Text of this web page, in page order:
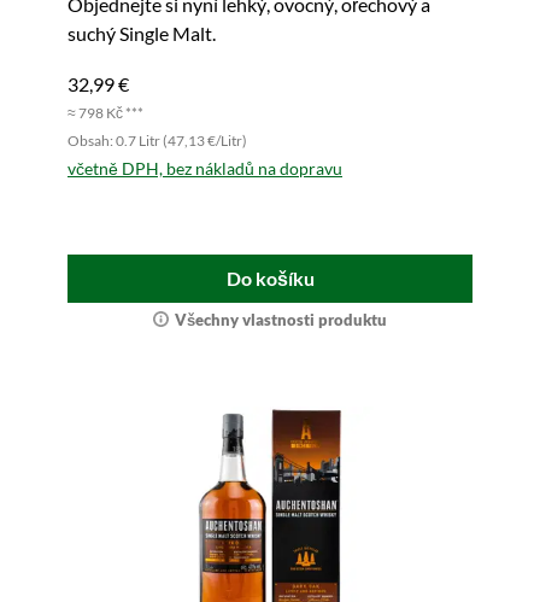
suchý Single Malt.
32,99 €
≈ 798 Kč ***
Obsah: 0.7 Litr (47,13 €/Litr)
včetně DPH, bez nákladů na dopravu
Do košíku
Všechny vlastnosti produktu